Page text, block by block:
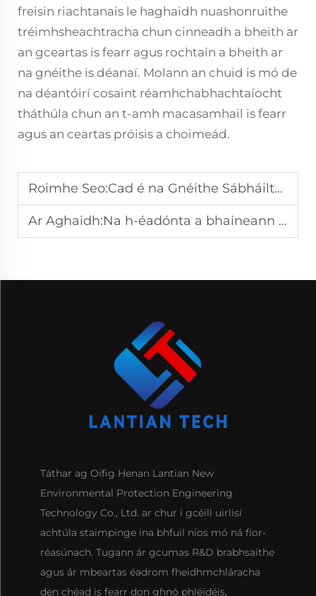
freisin riachtanais le haghaidh nuashonruithe
tréimhsheachtracha chun cinneadh a bheith ar
an gceartas is fearr agus rochtain a bheith ar
na gnéithe is déanaí. Molann an chuid is mó de
na déantóirí cosaint réamhchabhachtaíocht
tháthúla chun an t-amh macasamhail is fearr
agus an ceartas próisis a choimeád.
Roimhe Seo:Cad é na Gnéithe Sábháilteachta atá ag Líne Léimeála Hidraolach Seirbhíseach?
Ar Aghaidh:Na h-éadónta a bhaineann le Líne Táirgeachta Éadóchála trí-i-oinneach in aghaidh na gcosúlachtaí traidisiúnta?
Táthar ag Oifig Henan Lantian New
Environmental Protection Engineering
Technology Co., Ltd. ar chur i gcéill uirlisí
achtúla staimpinge ina bhfuil níos mó ná fíor-
réasúnach. Tugann ár gcumas R&D brabhsaithe
agus ár mbeartas éadrom fheidhmchláracha
den chéad is fearr don ghnó phléidéis,